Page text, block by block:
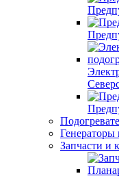
Генераторы
Запчасти и